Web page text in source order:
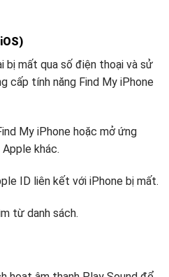
bị mất qua số điện thoại và sử
cấp tính năng Find My iPhone
My iPhone hoặc mở ứng
khác.
ID liên kết với iPhone bị mất.
từ danh sách.